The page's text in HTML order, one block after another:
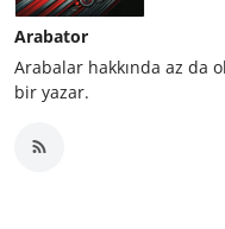
Arabator
Arabalar hakkında az da
bir yazar.